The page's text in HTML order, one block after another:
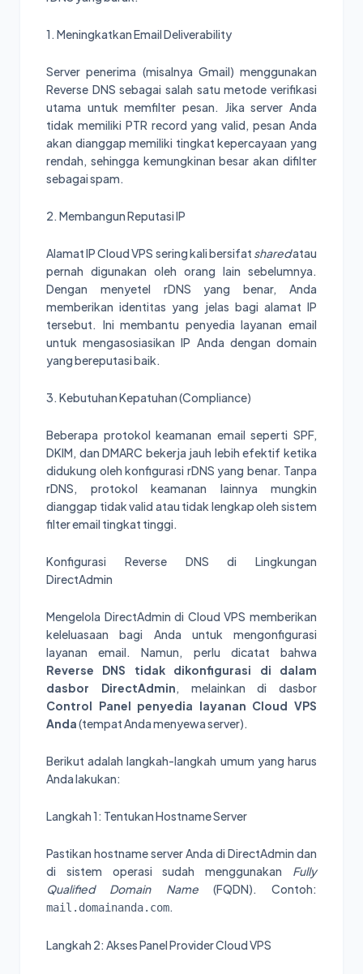
1. Meningkatkan Email Deliverability
Server penerima (misalnya Gmail) menggunakan
Reverse DNS sebagai salah satu metode verifikasi
utama untuk memfilter pesan. Jika server Anda
tidak memiliki PTR record yang valid, pesan Anda
akan dianggap memiliki tingkat kepercayaan yang
rendah, sehingga kemungkinan besar akan difilter
sebagai spam.
2. Membangun Reputasi IP
Alamat IP Cloud VPS sering kali bersifat sharedatau
pernah digunakan oleh orang lain sebelumnya.
Dengan menyetel rDNS yang benar, Anda
memberikan identitas yang jelas bagi alamat IP
tersebut. Ini membantu penyedia layanan email
untuk mengasosiasikan IP Anda dengan domain
yang bereputasi baik.
3. Kebutuhan Kepatuhan (Compliance)
Beberapa protokol keamanan email seperti SPF,
DKIM, dan DMARC bekerja jauh lebih efektif ketika
didukung oleh konfigurasi rDNS yang benar. Tanpa
rDNS, protokol keamanan lainnya mungkin
dianggap tidak valid atau tidak lengkap oleh sistem
filter email tingkat tinggi.
Konfigurasi Reverse DNS di Lingkungan
DirectAdmin
Mengelola DirectAdmin di Cloud VPS memberikan
keleluasaan bagi Anda untuk mengonfigurasi
layanan email. Namun, perlu dicatat bahwa
Reverse DNS tidak dikonfigurasi di dalam
dasbor DirectAdmin, melainkan di dasbor
Control Panel penyedia layanan Cloud VPS
Anda(tempat Anda menyewa server).
Berikut adalah langkah-langkah umum yang harus
Anda lakukan:
Langkah 1: Tentukan Hostname Server
Pastikan hostname server Anda di DirectAdmin dan
di sistem operasi sudah menggunakan Fully
Qualified Domain Name(FQDN). Contoh:
mail.domainanda.com.
Langkah 2: Akses Panel Provider Cloud VPS